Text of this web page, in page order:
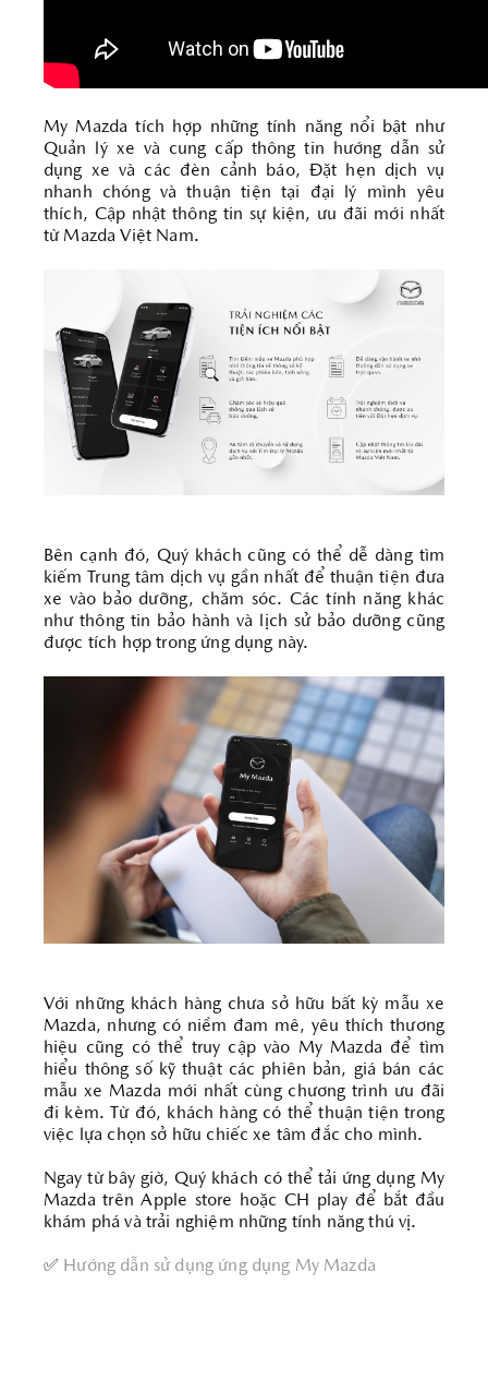
My Mazda tích hợp những tính năng nổi bật như
Quản lý xe và cung cấp thông tin hướng dẫn sử
dụng xe và các đèn cảnh báo, Đặt hẹn dịch vụ
nhanh chóng và thuận tiện tại đại lý mình yêu
thích, Cập nhật thông tin sự kiện, ưu đãi mới nhất
từ Mazda Việt Nam.
Bên cạnh đó, Quý khách cũng có thể dễ dàng tìm
kiếm Trung tâm dịch vụ gần nhất để thuận tiện đưa
xe vào bảo dưỡng, chăm sóc. Các tính năng khác
như thông tin bảo hành và lịch sử bảo dưỡng cũng
được tích hợp trong ứng dụng này.
Với những khách hàng chưa sở hữu bất kỳ mẫu xe
Mazda, nhưng có niềm đam mê, yêu thích thương
hiệu cũng có thể truy cập vào My Mazda để tìm
hiểu thông số kỹ thuật các phiên bản, giá bán các
mẫu xe Mazda mới nhất cùng chương trình ưu đãi
đi kèm. Từ đó, khách hàng có thể thuận tiện trong
việc lựa chọn sở hữu chiếc xe tâm đắc cho mình.
Ngay từ bây giờ, Quý khách có thể tải ứng dụng My
Mazda trên Apple store hoặc CH play để bắt đầu
khám phá và trải nghiệm những tính năng thú vị.
✅ Hướng dẫn sử dụng ứng dụng My Mazda